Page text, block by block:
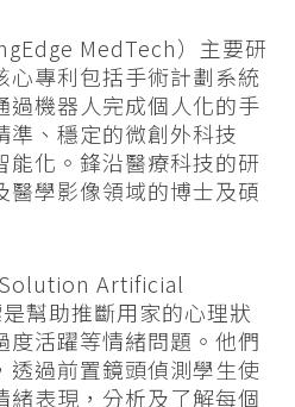
MedTech）主要研
心專利包括手術計劃系統
過機器人完成個人化的手
準、穩定的微創外科技
能化。鋒沿醫療科技的研
醫學影像領域的博士及碩
Artificial
幫助推斷用家的心理狀
度活躍等情緒問題。他們
透過前置鏡頭偵測學生使
緒表現，分析及了解每個